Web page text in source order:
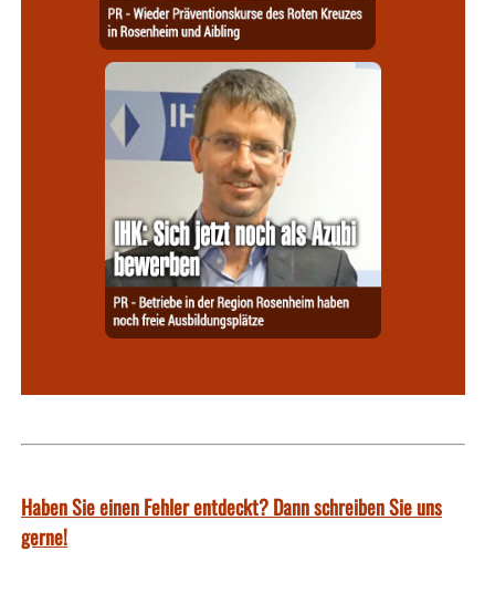
Haben Sie einen Fehler entdeckt? Dann schreiben Sie uns
gerne!